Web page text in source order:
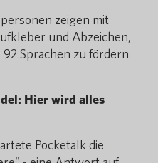
zeigen mit
und Abzeichen,
Sprachen zu fördern
Hier wird alles
Pocketalk die